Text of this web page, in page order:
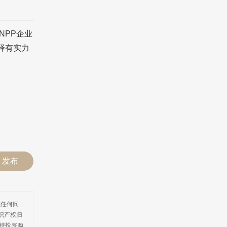
企业
有实力
发布
何问
产权归